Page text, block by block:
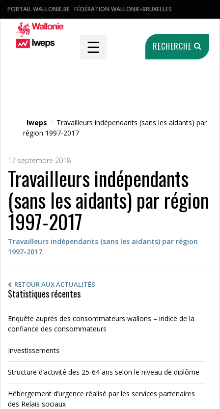
PORTAIL WALLONIE.BE FÉDÉRATION WALLONIE-BRUXELLES
☰ RECHERCHE
Iweps / Travailleurs indépendants (sans les aidants) par
région 1997-2017
17 septembre 2018
Travailleurs indépendants
(sans les aidants) par région
1997-2017
Travailleurs indépendants (sans les aidants) par région
1997-2017
RETOUR AUX ACTUALITÉS
Statistiques récentes
Enquête auprès des consommateurs wallons – indice de la
confiance des consommateurs
Investissements
Structure d’activité des 25-64 ans selon le niveau de diplôme
Hébergement d’urgence réalisé par les services partenaires
des Relais sociaux